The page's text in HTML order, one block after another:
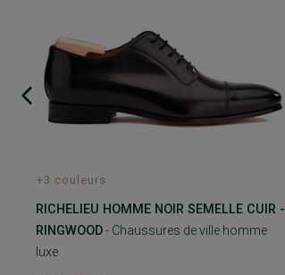
+3 couleurs
RICHELIEU HOMME NOIR SEMELLE CUIR -
RINGWOOD- Chaussures de ville homme
luxe